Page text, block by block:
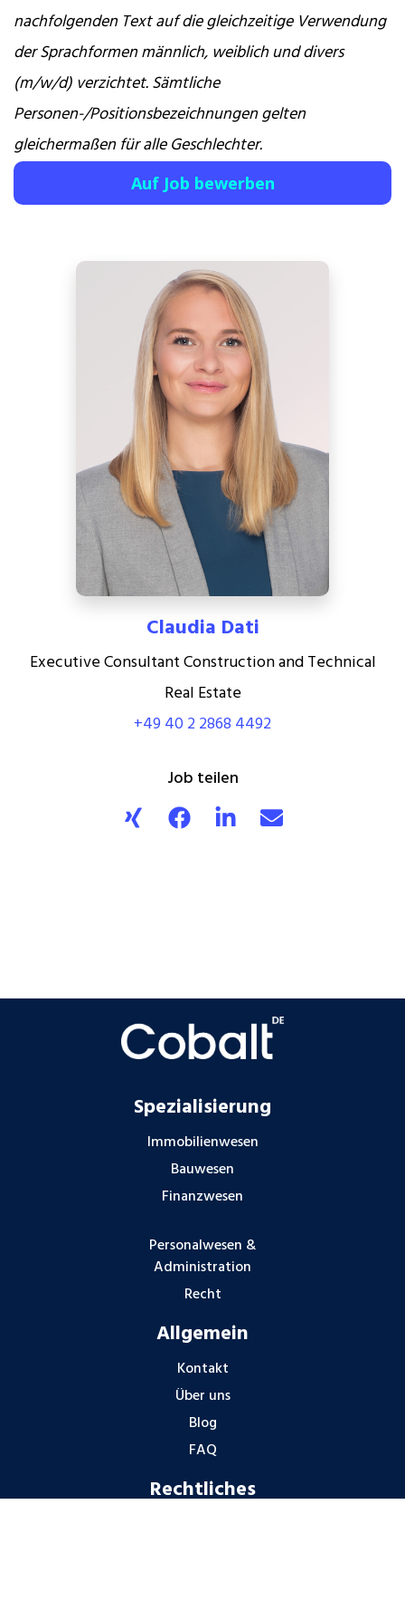
nachfolgenden Text auf die gleichzeitige Verwendung
der Sprachformen männlich, weiblich und divers
(m/w/d) verzichtet. Sämtliche
Personen-/Positionsbezeichnungen gelten
gleichermaßen für alle Geschlechter.
Auf Job bewerben
Claudia Dati
Executive Consultant Construction and Technical
Real Estate
+49 40 2 2868 4492
Job teilen
Spezialisierung
Immobilienwesen
Bauwesen
Finanzwesen
Personalwesen &
Administration
Recht
Allgemein
Kontakt
Über uns
Blog
FAQ
Rechtliches